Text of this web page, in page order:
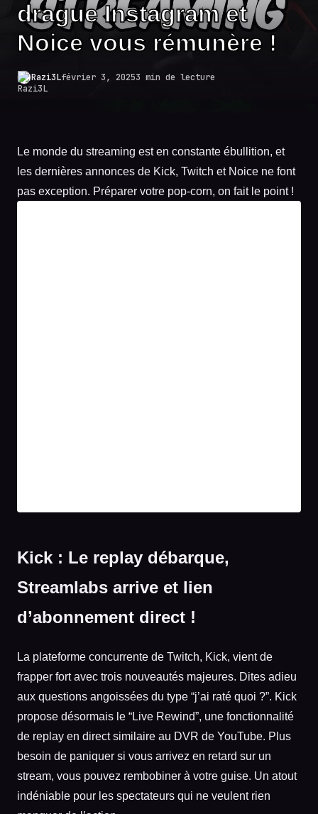
drague Instagram et
Noice vous rémunère !
Razi3Lfévrier 3, 20253 min de lecture
Le monde du streaming est en constante ébullition, et
les dernières annonces de Kick, Twitch et Noice ne font
pas exception. Préparer votre pop-corn, on fait le point !
Kick : Le replay débarque,
Streamlabs arrive et lien
d’abonnement direct !
La plateforme concurrente de Twitch, Kick, vient de
frapper fort avec trois nouveautés majeures. Dites adieu
aux questions angoissées du type “j’ai raté quoi ?”. Kick
propose désormais le “Live Rewind”, une fonctionnalité
de replay en direct similaire au DVR de YouTube. Plus
besoin de paniquer si vous arrivez en retard sur un
stream, vous pouvez rembobiner à votre guise. Un atout
indéniable pour les spectateurs qui ne veulent rien